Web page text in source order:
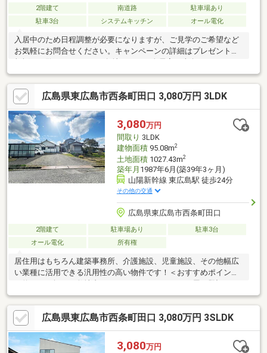
2階建て 南道路
駐車場あり
駐車3台
システムキッチン オール電化
入居中のため日程調整が必要になりますが、ご見学のご希望など
お気軽にお問合せください。キャンペーンの詳細はプレゼント情
おり、2階の洋室は全て6.0帖以上なので、広く・明るい生活空間
で快適です。■ オール電化住宅で太陽光発電システム・蓄電池
設置なので、電気代が節約できます。■ 4.5帖の和室に繋がる
15.7帖のLDKがあるので、広々と生活でき、家族団らんの時間を
すごせそうです。■ バルコニーに面した8帖の洋室があるので、
主寝室に最適です。■ 周囲は閑静な住宅街でゆったりとした生
活がおくれそうです。■ 駐車場3台使用可能です。
広島県東広島市西条町田口 3,080万円 3LDK
3,080万円
間取り 3LDK
建物面積95.08m2
土地面積1027.43m2
築年月 1987年6月(築39年3ヶ月)
山陽新幹線 東広島駅 徒歩24分
その他の交通
広島県東広島市西条町田口
2階建て 駐車場あり
駐車3台
オール電化
所有権
居住用はもちろん建築事務所、介護施設、児童施設、その他幅広
い業種に活用できる汎用性の高い物件です！＜おすすめポイント
り）及び、約４５㎡の２階建て木造建物（未登記）があります。
室内が広く、改装次第で事務所にも倉庫にもなる物件です。
広島県東広島市西条町田口 3,080万円 3SLDK
3,080万円